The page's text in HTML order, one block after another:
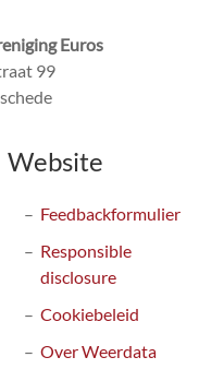
Euros
99
Website
Feedbackformulier
Responsible
disclosure
Cookiebeleid
Over Weerdata